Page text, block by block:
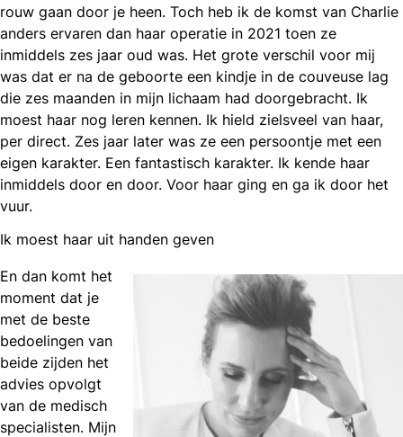
rouw gaan door je heen. Toch heb ik de komst van Charlie
anders ervaren dan haar operatie in 2021 toen ze
inmiddels zes jaar oud was. Het grote verschil voor mij
was dat er na de geboorte een kindje in de couveuse lag
die zes maanden in mijn lichaam had doorgebracht. Ik
moest haar nog leren kennen. Ik hield zielsveel van haar,
per direct. Zes jaar later was ze een persoontje met een
eigen karakter. Een fantastisch karakter. Ik kende haar
inmiddels door en door. Voor haar ging en ga ik door het
vuur.
Ik moest haar uit handen geven
En dan komt het
moment dat je
met de beste
bedoelingen van
beide zijden het
advies opvolgt
van de medisch
specialisten. Mijn